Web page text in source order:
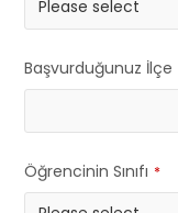
Başvurduğunuz İlçe
Öğrencinin Sınıfı *